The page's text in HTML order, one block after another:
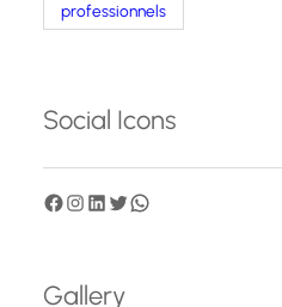
professionnels
Social Icons
F
c
I
s
L
n
T
i
W
Gallery